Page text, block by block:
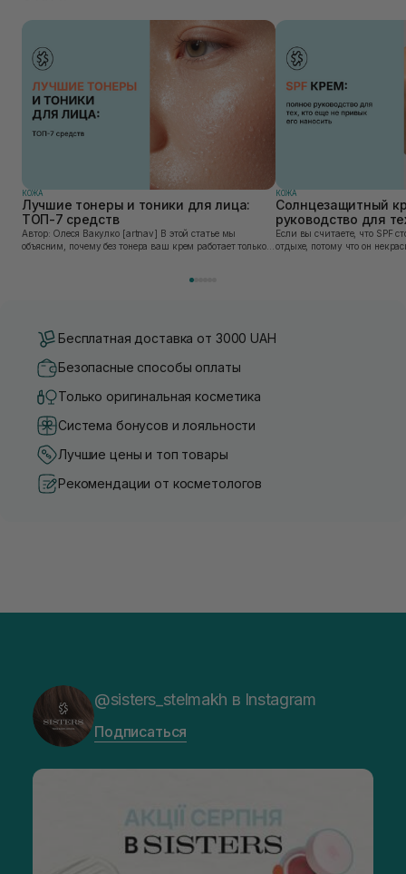
КОЖА
Лучшие тонеры и тоники для лица:
ТОП-7 средств
Автор: Олеся Вакулко [artnav] В этой статье мы
объясним, почему без тонера ваш крем работает только
КОЖА
Солнцезащитный
руководство для
привык его
Если вы считаете, что SPF
отдыхе, потому что он
Бесплатная доставка от 3000 UAH
Безопасные способы оплаты
Только оригинальная косметика
Система бонусов и лояльности
Лучшие цены и топ товары
Рекомендации от косметологов
@sisters_stelmakh в Instagram
Подписаться